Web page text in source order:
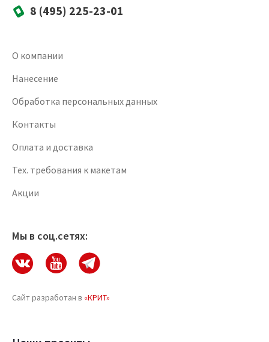
8 (495) 225-23-01
О компании
Нанесение
Обработка персональных данных
Контакты
Оплата и доставка
Тех. требования к макетам
Акции
Мы в соц.сетях:
Сайт разработан в «КРИТ»